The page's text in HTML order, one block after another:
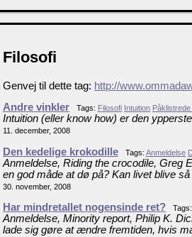
Filosofi
Genvej til dette tag: http://
Andre vinkler
Tags: Filosofi Intuition
Intuition (eller know how) er den
11. december, 2008
Den kedelige krokodille Tags: Anmeldelse
Anmeldelse, Riding the crocodile, Greg
en god måde at dø på? Kan livet blive
30. november, 2008
Har mindretallet nogensinde ret?
Anmeldelse, Minority report, Philip K.
lade sig gøre at ændre fremtiden, hvis